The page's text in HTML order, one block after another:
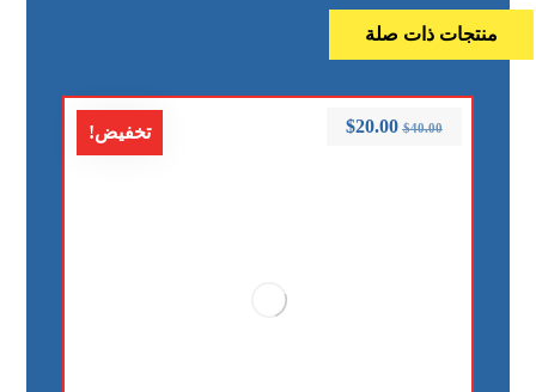
منتجات ذات صلة
تخفيض! $40.00
$20.00